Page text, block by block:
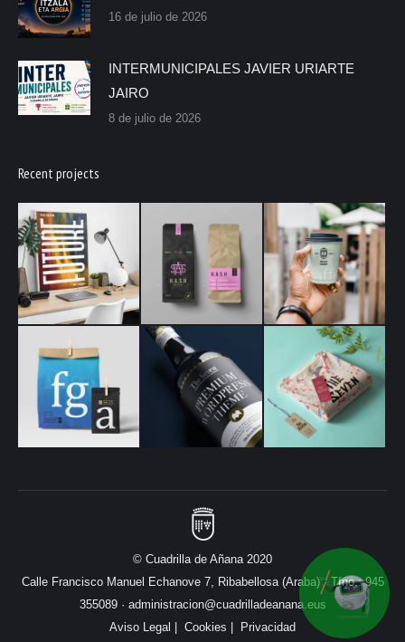
16 de julio de 2026
INTERMUNICIPALES JAVIER URIARTE
JAIRO
8 de julio de 2026
Recent projects
© Cuadrilla de Añana 2020
Calle Francisco Manuel Echanove 7, Ribabellosa (Araba) · Tfno.: 945
355089 · administracion@cuadrilladeanana.eus
Aviso Legal | Cookies | Privacidad